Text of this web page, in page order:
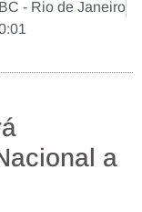
- Rio de Janeiro
a